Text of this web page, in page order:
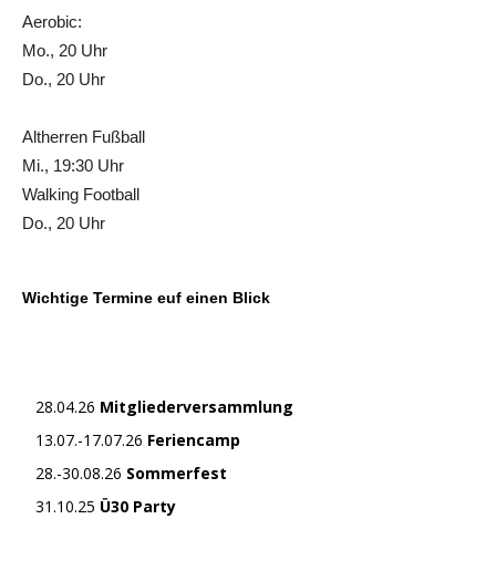
Aerobic:
Mo., 20 Uhr
Do., 20 Uhr
Altherren Fußball
Mi., 19:30 Uhr
Walking Football
Do., 20 Uhr
Wichtige Termine euf einen Blick
28.04.26 Mitgliederversammlung
13.07.-17.07.26 Feriencamp
28.-30.08.26 Sommerfest
31.10.25 Ü30 Party